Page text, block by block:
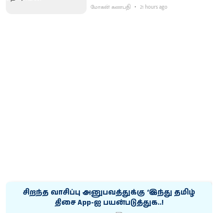
மோகன் கணபதி 21 hours ago
சிறந்த வாசிப்பு அனுபவத்துக்கு ‘இந்து தமிழ்
திசை App-ஐ பயன்படுத்துக..!